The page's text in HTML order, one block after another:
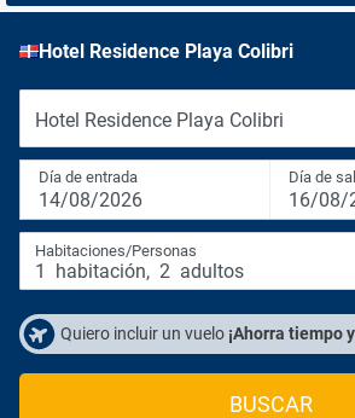
Hotel Residence Playa Colibri
Hotel Residence Playa Colibri
Día de entrada
14/08/2026
Día de
16/08/
Habitaciones/Personas
1 habitación, 2 adultos
Quiero incluir un vuelo ¡Ahorra tiempo
BUSCAR